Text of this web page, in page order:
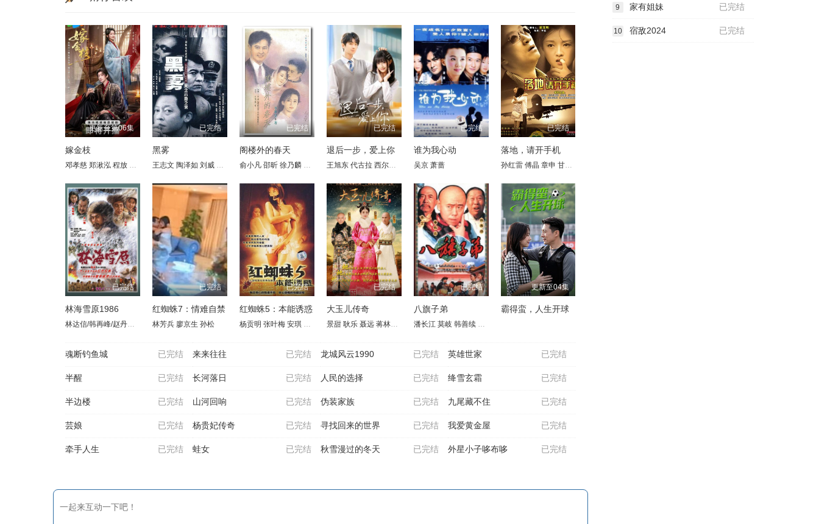
更新至第06集
嫁金枝
邓孝慈 郑湫泓 程放 沈芝弈 崔旭宇 钱可儿 刘奕灵
已完结
黑雾
王志文 陶泽如 刘威 张晓林 田海蓉 吕凉 孔维 赵雅莉 雷明 翟乃社 吕启凤 林栋甫 于东江 孙岚 王余昌 张黎明 洪融 宋世英
已完结
阁楼外的春天
俞小凡 邵昕 徐乃麟 潘仪君 娄培华 刘世范
已完结
退后一步，爱上你
王旭东 代古拉 西尔扎提 陈静 矫昊 陈樱丹 廖梦妍 瑾颜
已完结
谁为我心动
吴京 萧蔷
已完结
落地，请开手机
孙红雷 傅晶 章申 甘婷婷
已完结
林海雪原1986
已完结
红蜘蛛7：情难自禁
林芳兵 廖京生 孙松
已完结
红蜘蛛5：本能诱惑
杨贡明 张叶梅 安琪 王天妮 李亚天
已完结
大玉儿传奇
景甜 耿乐 聂远 蒋林静 惠英红 于荣光 万沛鑫
已完结
八旗子弟
潘长江 莫岐 韩善续
更新至04集
霸得蛮，人生开球
已完结
魂断钓鱼城 已完结
来来往往 已完结
龙城风云1990 已完结
英雄世家
已完结
半醒 已完结
长河落日 已完结
人民的选择 已完结
绛雪玄霜
已完结
半边楼 已完结
山河回响 已完结
伪装家族 已完结
九尾藏不住
已完结
芸娘 已完结
杨贵妃传奇 已完结
寻找回来的世界 已完结
我爱黄金屋
已完结
牵手人生 已完结
蛙女 已完结
秋雪漫过的冬天 已完结
外星小子哆布哆
已完结
9 家有姐妹
已完结
10 宿敌2024